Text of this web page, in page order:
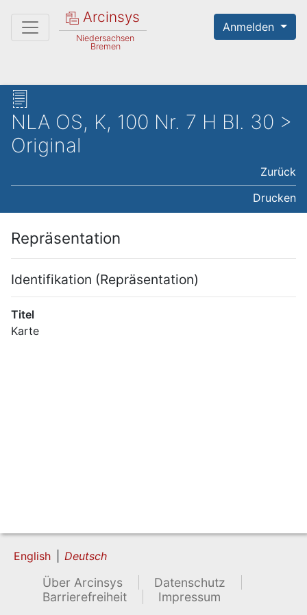
Arcinsys
Niedersachsen
Bremen
Anmelden
NLA OS, K, 100 Nr. 7 H Bl. 30 >
Original
Zurück
Drucken
Repräsentation
Identifikation (Repräsentation)
Titel
Karte
English Deutsch
Über Arcinsys
Datenschutz
Barrierefreiheit
Impressum